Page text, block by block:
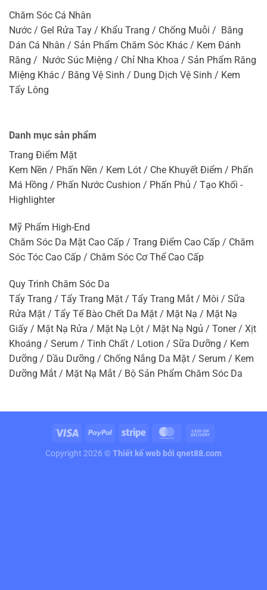
Chăm Sóc Cá Nhân
Nước / Gel Rửa Tay / Khẩu Trang / Chống Muỗi / Băng
Dán Cá Nhân / Sản Phẩm Chăm Sóc Khác / Kem Đánh
Răng / Nước Súc Miệng / Chỉ Nha Khoa / Sản Phẩm Răng
Miệng Khác / Băng Vệ Sinh / Dung Dịch Vệ Sinh / Kem
Tẩy Lông
Danh mục sản phẩm
Trang Điểm Mặt
Kem Nền / Phấn Nền / Kem Lót / Che Khuyết Điểm / Phấn
Má Hồng / Phấn Nước Cushion / Phấn Phủ / Tạo Khối -
Highlighter
Mỹ Phẩm High-End
Chăm Sóc Da Mặt Cao Cấp / Trang Điểm Cao Cấp / Chăm
Sóc Tóc Cao Cấp / Chăm Sóc Cơ Thể Cao Cấp
Quy Trình Chăm Sóc Da
Tẩy Trang / Tẩy Trang Mặt / Tẩy Trang Mắt / Môi / Sữa
Rửa Mặt / Tẩy Tế Bào Chết Da Mặt / Mặt Nạ / Mặt Nạ
Giấy / Mặt Nạ Rửa / Mặt Nạ Lột / Mặt Nạ Ngủ / Toner / Xịt
Khoáng / Serum / Tinh Chất / Lotion / Sữa Dưỡng / Kem
Dưỡng / Dầu Dưỡng / Chống Nắng Da Mặt / Serum / Kem
Dưỡng Mắt / Mặt Nạ Mắt / Bộ Sản Phẩm Chăm Sóc Da
Copyright 2026 ©Thiết kế web bởi qnet88.com